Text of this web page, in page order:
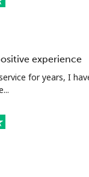
experience
for years, I